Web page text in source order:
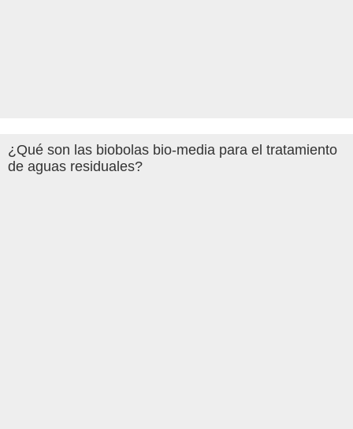
¿Qué son las biobolas bio-media para el tratamiento
de aguas residuales?